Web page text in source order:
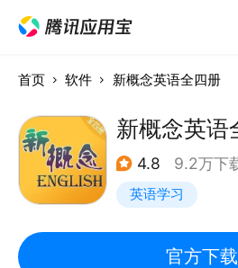
首页 软件 新概念英语全四册
新概念英语
4.8 9.2万下
英语学习
官方下载